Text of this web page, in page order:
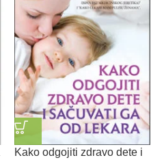
Kako odgojiti zdravo dete i